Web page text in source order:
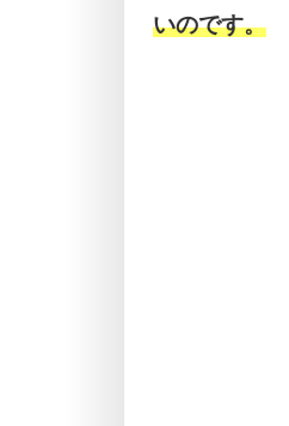
いのです。